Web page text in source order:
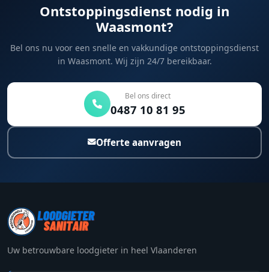
Ontstoppingsdienst nodig in
Waasmont?
Bel ons nu voor een snelle en vakkundige ontstoppingsdienst
in Waasmont. Wij zijn 24/7 bereikbaar.
Bel ons direct
0487 10 81 95
Offerte aanvragen
Uw betrouwbare loodgieter in heel Vlaanderen